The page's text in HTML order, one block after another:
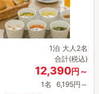
1泊 大人2名
合計(税込)
12,390円～
1名 6,195円～